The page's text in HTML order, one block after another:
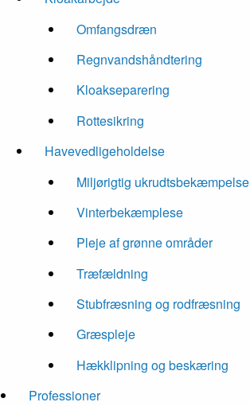
Omfangsdræn
Regnvandshåndtering
Kloakseparering
Rottesikring
Havevedligeholdelse
Miljørigtig ukrudtsbekæmpelse
Vinterbekæmplese
Pleje af grønne områder
Træfældning
Stubfræsning og rodfræsning
Græspleje
Hækklipning og beskæring
Professioner